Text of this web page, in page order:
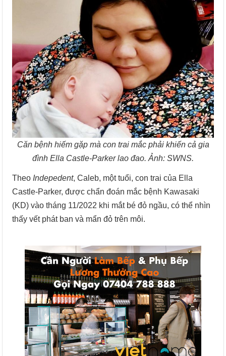
Căn bệnh hiếm gặp mà con trai mắc phải khiến cả gia
đình Ella Castle-Parker lao đao. Ảnh: SWNS.
Theo Indepedent, Caleb, một tuổi, con trai của Ella
Castle-Parker, được chẩn đoán mắc bệnh Kawasaki
(KD) vào tháng 11/2022 khi mắt bé đỏ ngầu, có thể nhìn
thấy vết phát ban và mẩn đỏ trên môi.